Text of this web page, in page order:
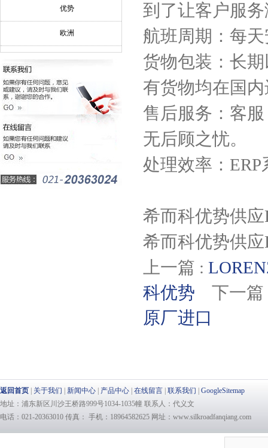
优势
欧洲
到了让客户服
航班周期：每
货物包装：长
有货物均在国
售后服务：客
无后顾之忧。
处理效率：
希而科优势供
希而科优势供
上一篇 :
科优势 下一
原厂进口
返回首页 关于我们 新闻中心 产品中心 在线留言 联系我们
GoogleSitemap
地址：浦东新区川沙王桥路999号1034-1035幢 联系人：代义文
电话：021-20363010 传真： 手机：18964582625 网址：www.silkroadfanqiang.com